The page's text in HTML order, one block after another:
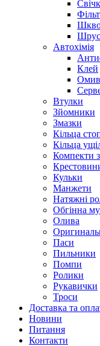
Шрус
Автохімія
Клей
Втулки
Зйомники
Змазки
Кільца
Кільца
Компекти
Кульки
Манжети
Натяжні
Обгінна
Олива
Паси
Пильники
Помпи
Ролики
Рукавички
Троси
Доставка та
Новини
Питання
Контакти